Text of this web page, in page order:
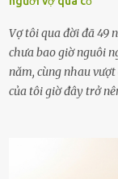
Vợ tôi qua đời đã 49
chưa bao giờ nguôi
năm, cùng nhau
của tôi giờ đây trở
rơi vào khoảng
ngồi lặng lẽ nhớ về